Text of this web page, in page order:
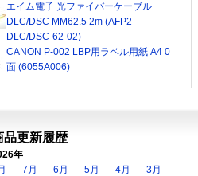
エイム電子 光ファイバーケーブル
DLC/DSC MM62.5 2m (AFP2-
DLC/DSC-62-02)
CANON P-002 LBP用ラベル用紙 A4 0
面 (6055A006)
品更新履歴
年
7月 6月 5月 4月
3月